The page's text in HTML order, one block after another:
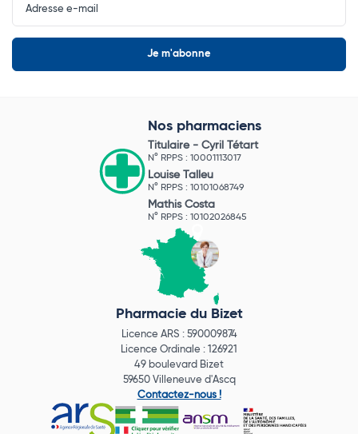
Newsletter
Nos pharmaciens
Titulaire - Cyril Tétart
N° RPPS : 10001113017
Louise Talleu
N° RPPS : 10101068749
Mathis Costa
N° RPPS : 10102026845
Pharmacie du Bizet
Licence ARS : 590009874
Licence Ordinale : 126921
49 boulevard Bizet
59650 Villeneuve d'Ascq
Contactez-nous !